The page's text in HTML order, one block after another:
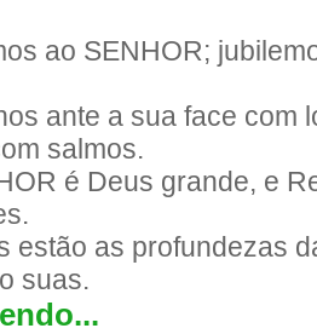
ao SENHOR;
ante a sua face com
salmos.
é Deus grande, e
estão as profundezas
suas.